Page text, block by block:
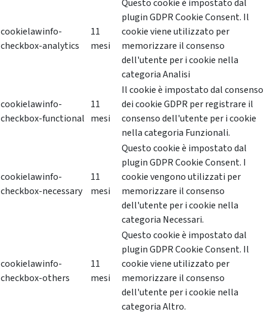
cookielawinfo-
checkbox-analytics
11
mesi
Questo cookie è impostato dal
plugin GDPR Cookie Consent. Il
cookie viene utilizzato per
memorizzare il consenso
dell'utente per i cookie nella
categoria Analisi
cookielawinfo-
checkbox-functional
11
mesi
Il cookie è impostato dal consenso
dei cookie GDPR per registrare il
consenso dell'utente per i cookie
nella categoria Funzionali.
cookielawinfo-
checkbox-necessary
11
mesi
Questo cookie è impostato dal
plugin GDPR Cookie Consent. I
cookie vengono utilizzati per
memorizzare il consenso
dell'utente per i cookie nella
categoria Necessari.
cookielawinfo-
checkbox-others
11
mesi
Questo cookie è impostato dal
plugin GDPR Cookie Consent. Il
cookie viene utilizzato per
memorizzare il consenso
dell'utente per i cookie nella
categoria Altro.